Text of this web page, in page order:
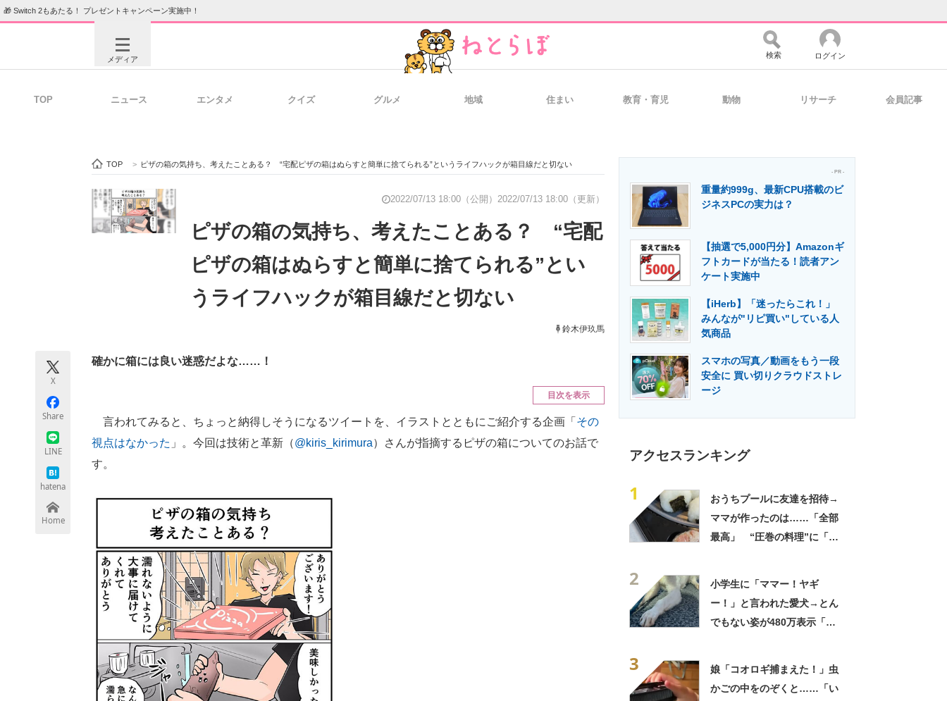
🎁 Switch 2もあたる！ プレゼントキャンペーン実施中！
メディア
ビジネスと働き方のヒント 経営リーダーのコミュニティ マーケ×ITの今がよく分かる
ITエンジニア向け専門サイト 企業向けIT製品の総合サイト IT製品の技術・比較・事例 製造業のIT導入・活用を支援
エネルギーの専門メディア 建設×テクノロジーの最前線
検索 ログイン
TOP ニュース エンタメ クイズ グルメ 地域 住まい 教育・育児 動物 リサーチ 会員記事
TOP > ピザの箱の気持ち、考えたことある？ “宅配ピザの箱はぬらすと簡単に捨てられる”というライフハックが箱目線だと切ない
2022/07/13 18:00（公開） 2022/07/13 18:00（更新）
ピザの箱の気持ち、考えたことある？ “宅配
ピザの箱はぬらすと簡単に捨てられる”とい
うライフハックが箱目線だと切ない
鈴木伊玖馬
X
Share
LINE
hatena
Home
確かに箱には良い迷惑だよな……！
目次を表示
言われてみると、ちょっと納得しそうになるツイートを、イラストとともにご紹介する企画「 その
視点はなかった 」。今回は技術と革新（@kiris_kirimura）さんが指摘するピザの箱についてのお話で
す。
- PR -
重量約999g、最新CPU搭載のビ
ジネスPCの実力は？
【抽選で5,000円分】Amazonギ
フトカードが当たる！読者アン
ケート実施中
【iHerb】「迷ったらこれ！」
みんなが"リピ買い"している人
気商品
スマホの写真／動画をもう一段
安全に 買い切りクラウドストレ
ージ
アクセスランキング
1
おうちプールに友達を招待→
ママが作ったのは……「全部
最高」 “圧巻の料理”に「う
2
小学生に「ママー！ヤギ
ー！」と言われた愛犬→とん
でもない姿が480万表示「ど
3
娘「コオロギ捕まえた！」虫
かごの中をのぞくと……「い